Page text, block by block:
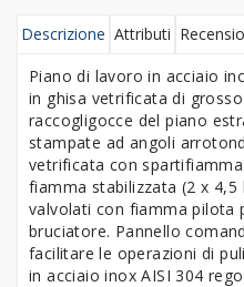
Descrizione Attributi
Piano di lavoro in acciaio
in ghisa vetrificata di
raccogligocce del piano
stampate ad angoli
vetrificata con
fiamma stabilizzata (2 x 4,5
valvolati con fiamma pilota
bruciatore. Pannello
facilitare le operazioni di
in acciaio inox AISI 304